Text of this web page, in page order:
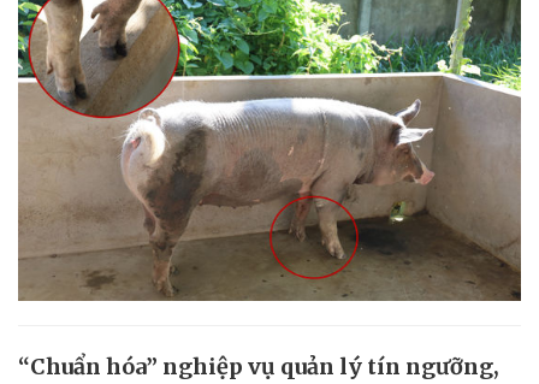
“Chuẩn hóa” nghiệp vụ quản lý tín ngưỡng,